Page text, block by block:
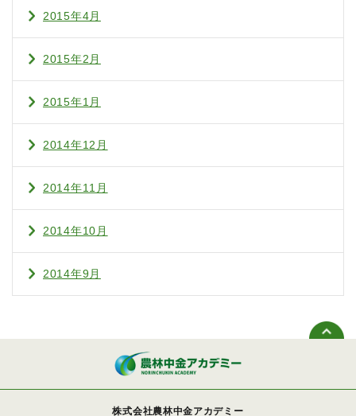
2015年4月
2015年2月
2015年1月
2014年12月
2014年11月
2014年10月
2014年9月
株式会社農林中金アカデミー